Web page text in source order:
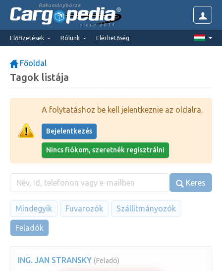
Rakománybörze
since 2014
Előfizetések Rólunk Elérhetőség
Főoldal
Tagok listája
A folytatáshoz be kell jelentkeznie az oldalra.
Bejelentkezés
Nincs fiókom, szeretnék regisztrálni
Keres
Mindegyik Fuvarozók Szállítmányozók
Feladók
ING. JAN STRANSKY (Feladó)